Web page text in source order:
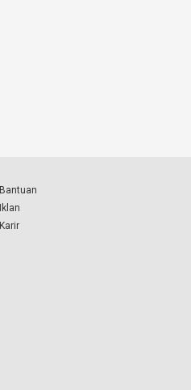
Bantuan
Iklan
Karir